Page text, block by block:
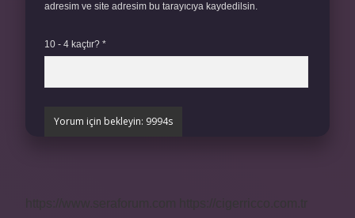
adresim ve site adresim bu tarayıcıya kaydedilsin.
10 - 4 kaçtır? *